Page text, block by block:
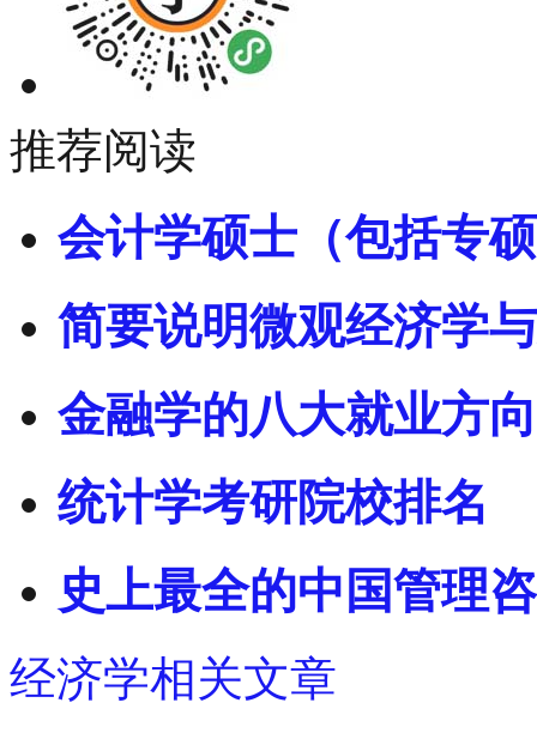
推荐阅读
会计学硕士（包括专
简要说明微观经济学
金融学的八大就业方
统计学考研院校排名
史上最全的中国管理
经济学相关文章